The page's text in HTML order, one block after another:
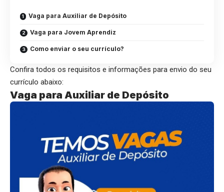
Vaga para Auxiliar de Depósito
Vaga para Jovem Aprendiz
Como enviar o seu currículo?
Confira todos os requisitos e informações para envio do seu
currículo abaixo:
Vaga para Auxiliar de Depósito